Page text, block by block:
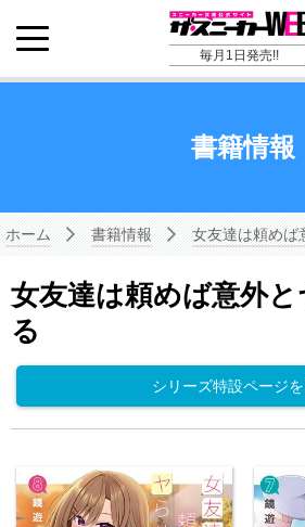
毎月1日発売!!
書籍情報
ホーム 書籍情報 女友達は頼めば
女友達は頼めば意外
る
シリーズ特設ページ